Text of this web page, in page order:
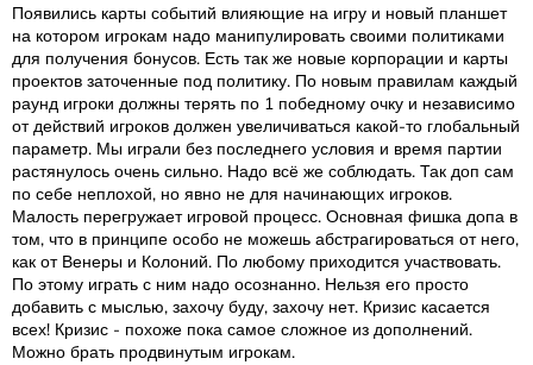
Появились карты событий влияющие на игру и новый планшет
на котором игрокам надо манипулировать своими политиками
для получения бонусов. Есть так же новые корпорации и карты
проектов заточенные под политику. По новым правилам каждый
раунд игроки должны терять по 1 победному очку и независимо
от действий игроков должен увеличиваться какой-то глобальный
параметр. Мы играли без последнего условия и время партии
растянулось очень сильно. Надо всё же соблюдать. Так доп сам
по себе неплохой, но явно не для начинающих игроков.
Малость перегружает игровой процесс. Основная фишка допа в
том, что в принципе особо не можешь абстрагироваться от него,
как от Венеры и Колоний. По любому приходится участвовать.
По этому играть с ним надо осознанно. Нельзя его просто
добавить с мыслью, захочу буду, захочу нет. Кризис касается
всех! Кризис - похоже пока самое сложное из дополнений.
Можно брать продвинутым игрокам.